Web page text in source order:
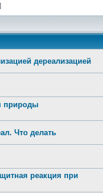
дереализацией
природы
Что делать
реакция при